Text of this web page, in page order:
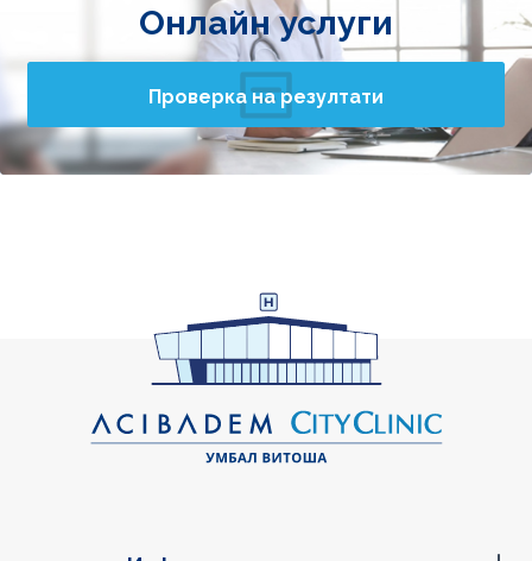
Онлайн услуги
Проверка на резултати